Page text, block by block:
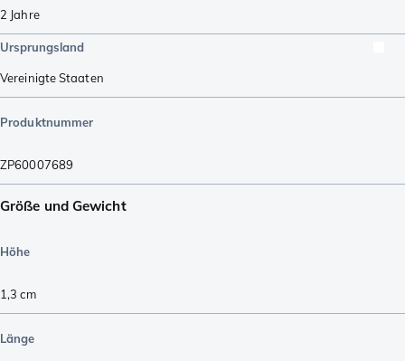
2 Jahre
Ursprungsland
Vereinigte Staaten
Produktnummer
ZP60007689
Größe und Gewicht
Höhe
1,3 cm
Länge